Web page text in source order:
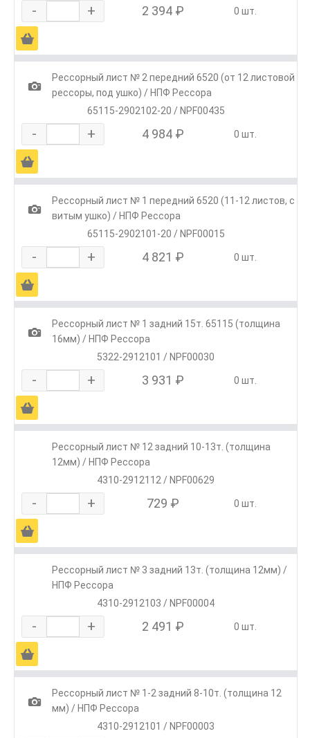
- + 2 394 ₽ 0 шт.
Ä
1
Рессорный лист № 2 передний 6520 (от 12 листовой
рессоры, под ушко) / НПФ Рессора
65115-2902102-20 / NPF00435
- + 4 984 ₽ 0 шт.
Ä
1
Рессорный лист № 1 передний 6520 (11-12 листов, с
витым ушко) / НПФ Рессора
65115-2902101-20 / NPF00015
- + 4 821 ₽ 0 шт.
Ä
1
Рессорный лист № 1 задний 15т. 65115 (толщина
16мм) / НПФ Рессора
5322-2912101 / NPF00030
- + 3 931 ₽ 0 шт.
Ä
Рессорный лист № 12 задний 10-13т. (толщина
12мм) / НПФ Рессора
4310-2912112 / NPF00629
- + 729 ₽ 0 шт.
Ä
Рессорный лист № 3 задний 13т. (толщина 12мм) /
НПФ Рессора
4310-2912103 / NPF00004
- + 2 491 ₽ 0 шт.
Ä
1
Рессорный лист № 1-2 задний 8-10т. (толщина 12
мм) / НПФ Рессора
4310-2912101 / NPF00003